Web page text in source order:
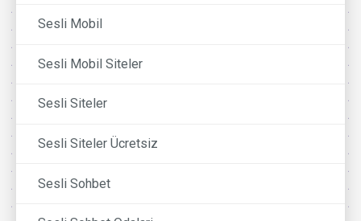
Sesli Mobil
Sesli Mobil Siteler
Sesli Siteler
Sesli Siteler Ücretsiz
Sesli Sohbet